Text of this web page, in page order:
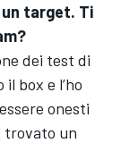
un target. Ti
dei test di
box e l’ho
onesti
trovato un